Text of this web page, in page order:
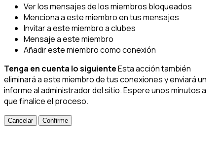
Ver los mensajes de los miembros bloqueados
Menciona a este miembro en tus mensajes
Invitar a este miembro a clubes
Mensaje a este miembro
Añadir este miembro como conexión
Tenga en cuenta lo siguienteEsta acción también
eliminará a este miembro de tus conexiones y enviará un
informe al administrador del sitio. Espere unos minutos a
que finalice el proceso.
Confirme